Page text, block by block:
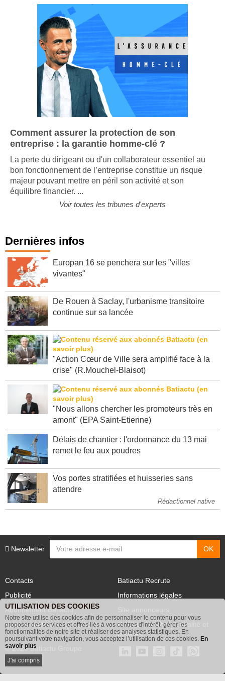
Comment assurer la protection de son
entreprise : la garantie homme-clé ?
La perte du dirigeant ou d'un collaborateur essentiel au
bon fonctionnement de l’entreprise constitue un risque
majeur pouvant mettre en péril son activité et son
équilibre financier. ...
Voir toutes les tribunes d'experts
Dernières infos
Europan 16 se penchera sur les "villes
vivantes"
De Rouen à Saclay, l'urbanisme transitoire
continue sur sa lancée
"Action Cœur de Ville sera amplifié face à la
crise" (R.Mouchel-Blaisot)
"Nous allons chercher les promoteurs très en
amont" (EPA Saint-Etienne)
Délais de chantier : l'ordonnance du 13 mai
remet le feu aux poudres
Vos portes stratifiées et huisseries sans
attendre
Rédactionnel native
Newsletter
Contacts
Publicité
Abonnement Batiactu
Voir les contenus+ de Batiactu
Batiactu Recrute
Informations légales
Politique de confidentialité et
cookies
© 2026 Batiactu Groupe
UTILISATION DES COOKIES
Notre site utilise des cookies afin de personnaliser le contenu pour vous
proposer des services et offres liés à vos centres d'intérêt, gérer les
fonctionnalités de notre site et réaliser des analyses statistiques. En
poursuivant votre navigation, vous acceptez l’utilisation de ces cookies. En
savoir plus
J'ai compris